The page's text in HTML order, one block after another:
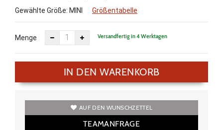
Gewählte Größe: MINI Größentabelle
Menge Versandfertig in 4 Werktagen
IN DEN WARENKORB
AUF DEN WUNSCHZETTEL
TEAMANFRAGE